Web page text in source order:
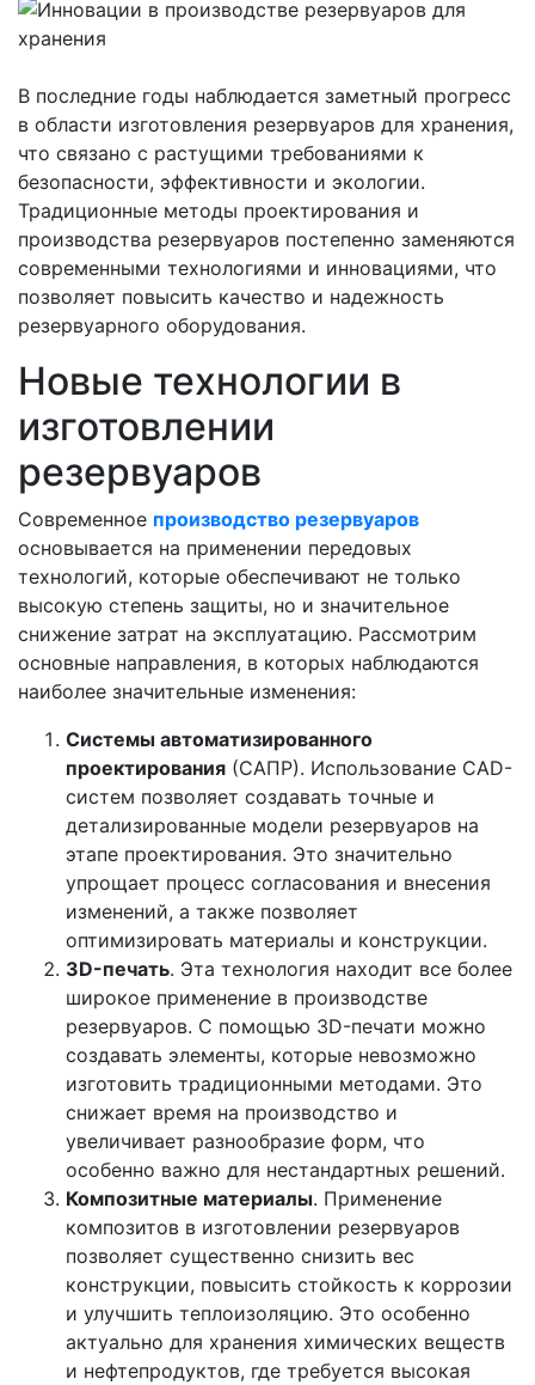
В последние годы наблюдается заметный прогресс
в области изготовления резервуаров для хранения,
что связано с растущими требованиями к
безопасности, эффективности и экологии.
Традиционные методы проектирования и
производства резервуаров постепенно заменяются
современными технологиями и инновациями, что
позволяет повысить качество и надежность
резервуарного оборудования.
Новые технологии в
изготовлении
резервуаров
Современное производство резервуаров
основывается на применении передовых
технологий, которые обеспечивают не только
высокую степень защиты, но и значительное
снижение затрат на эксплуатацию. Рассмотрим
основные направления, в которых наблюдаются
наиболее значительные изменения:
Системы автоматизированного
проектирования (САПР). Использование CAD-
систем позволяет создавать точные и
детализированные модели резервуаров на
этапе проектирования. Это значительно
упрощает процесс согласования и внесения
изменений, а также позволяет
оптимизировать материалы и конструкции.
3D-печать. Эта технология находит все более
широкое применение в производстве
резервуаров. С помощью 3D-печати можно
создавать элементы, которые невозможно
изготовить традиционными методами. Это
снижает время на производство и
увеличивает разнообразие форм, что
особенно важно для нестандартных решений.
Композитные материалы. Применение
композитов в изготовлении резервуаров
позволяет существенно снизить вес
конструкции, повысить стойкость к коррозии
и улучшить теплоизоляцию. Это особенно
актуально для хранения химических веществ
и нефтепродуктов, где требуется высокая